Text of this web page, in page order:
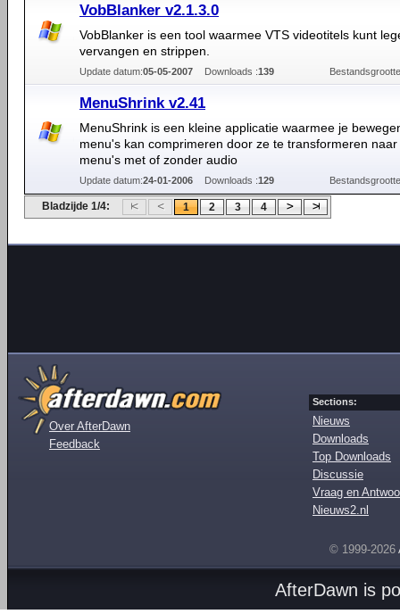
VobBlanker v2.1.3.0
VobBlanker is een tool waarmee VTS videotitels kunt
vervangen en strippen.
Update datum:05-05-2007 Downloads :139
MenuShrink v2.41
MenuShrink is een kleine applicatie waarmee je
menu's kan comprimeren door ze te transformeren
menu's met of zonder audio
Update datum:24-01-2006 Downloads :129
Bladzijde 1/4: 1 2 3 4
Over AfterDawn
Feedback
Sections:
Nieuws
Downloads
Top Downloads
Discussie
Vraag en
Nieuws2.nl
© 1999-2026
AfterDawn is